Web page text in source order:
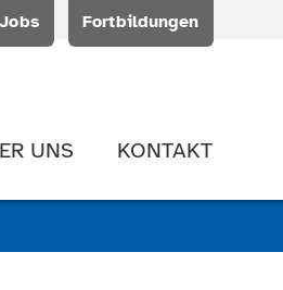
Jobs Fortbildungen
UNS KONTAKT